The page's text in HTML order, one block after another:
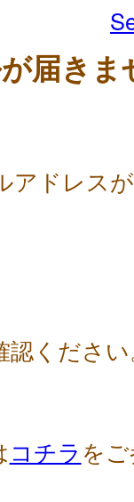
届きま
アドレス
認くださ
コチラ を